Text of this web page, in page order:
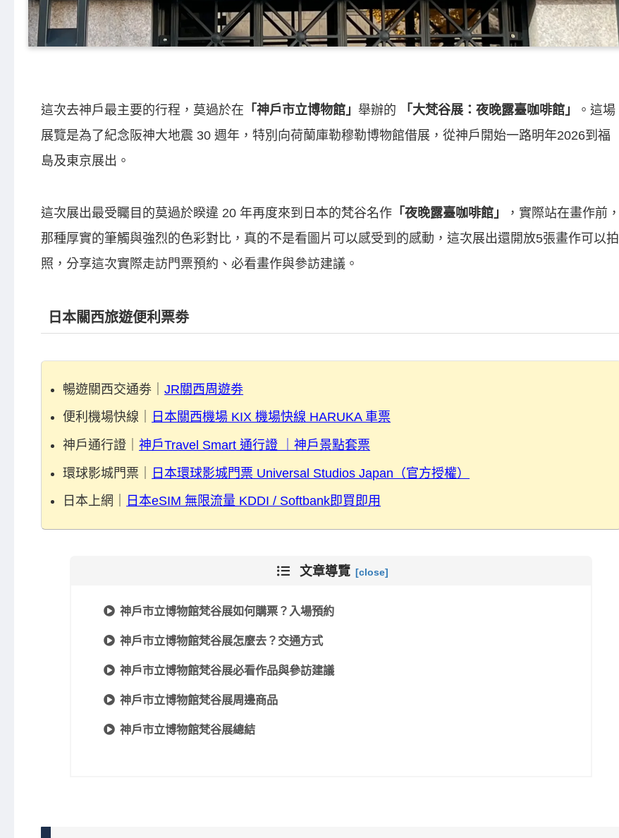
這次去神戶最主要的行程，莫過於在 「神戶市立博物館」 舉辦的 「大梵谷展：夜晚露臺咖啡館」
。這場
展覽是為了紀念阪神大地震 30 週年，特別向荷蘭庫勒穆勒博物館借展，從神戶開始一路明年2026到福
島及東京展出。
這次展出最受矚目的莫過於睽違 20 年再度來到日本的梵谷名作「夜晚露臺咖啡館」
，實際站在畫作前，
那種厚實的筆觸與強烈的色彩對比，真的不是看圖片可以感受到的感動，這次展出還開放5張畫作可以拍
照，分享這次實際走訪門票預約、必看畫作與參訪建議。
日本關西旅遊便利票劵
暢遊關西交通劵｜JR關西周遊劵
便利機場快線｜
日本關西機場 KIX 機場快線 HARUKA 車票
神戶通行證｜神戶Travel Smart 通行證 ｜神戶景點套票
環球影城門票｜
日本環球影城門票 Universal Studios Japan（官方授權）
日本上網｜
日本eSIM 無限流量 KDDI / Softbank即買即用
文章導覽
神戶市立博物館梵谷展如何購票？入場預約
神戶市立博物館梵谷展怎麼去？交通方式
神戶市立博物館梵谷展必看作品與參訪建議
神戶市立博物館梵谷展周邊商品
神戶市立博物館梵谷展總結